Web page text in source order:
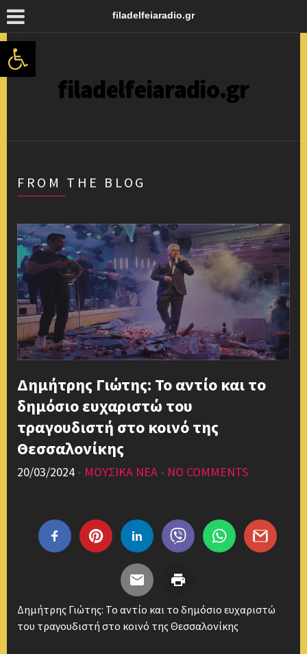
Ανοίξτε τη γραμμή εργαλείων
filadelfeiaradio.gr
filadelfeiaradio.gr
FROM THE BLOG
Δημήτρης Γιώτης: Το αντίο και το
δημόσιο ευχαριστώ του
τραγουδιστή στο κοινό της
Θεσσαλονίκης
20/03/2024 • ΜΟΥΣΙΚΑ ΝΕΑ • NO COMMENTS
Δημήτρης Γιώτης: Το αντίο και το δημόσιο ευχαριστώ
του τραγουδιστή στο κοινό της Θεσσαλονίκης